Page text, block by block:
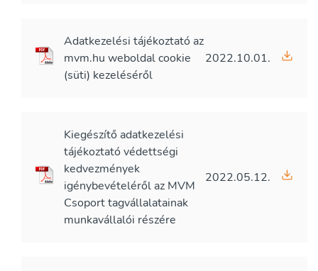
Adatkezelési tájékoztató az
mvm.hu weboldal cookie
(süti) kezeléséről
2022.10.01.
Kiegészítő adatkezelési
tájékoztató védettségi
kedvezmények
igénybevételéről az MVM
Csoport tagvállalatainak
munkavállalói részére
2022.05.12.